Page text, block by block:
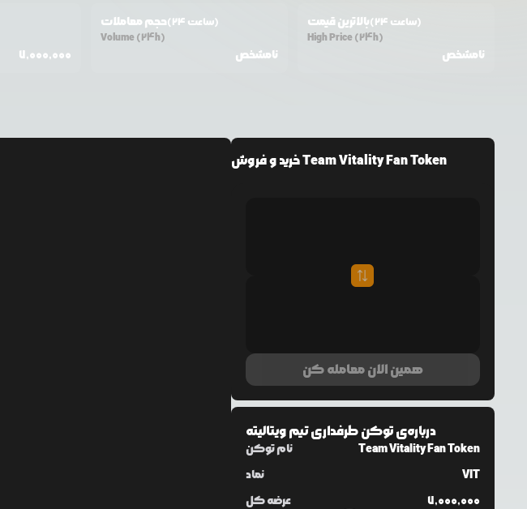
7,000,000
حجم معاملات
(24 ساعت)
Volume (24h)
نامشخص
بالاترین قیمت
(24 ساعت)
High Price (24h)
نامشخص
خرید و فروش Team Vitality Fan Token
همین الان معامله کن
درباره‌یتوکن طرفداری تیم ویتالیته
نام توکن
Team Vitality Fan Token
نماد
VIT
عرضه کل
7,000,000